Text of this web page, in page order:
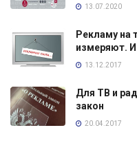
13.07.2020
Рекламу на
измеряют. И
13.12.2017
Для ТВ и
закон
20.04.2017